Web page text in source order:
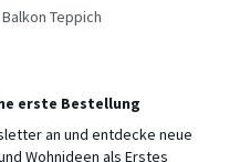
Balkon Teppich
erste Bestellung
an und entdecke neue
Wohnideen als Erstes